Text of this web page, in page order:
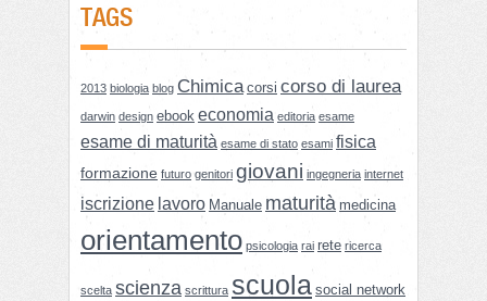
TAGS
2013 biologia blog Chimica corsi corso di laurea
darwin design ebook economia editoria esame
esame di maturità esame di stato esami fisica
formazione futuro genitori giovani ingegneria internet
iscrizione lavoro Manuale maturità medicina
orientamento psicologia rai rete ricerca
scelta scienza scrittura scuola social network